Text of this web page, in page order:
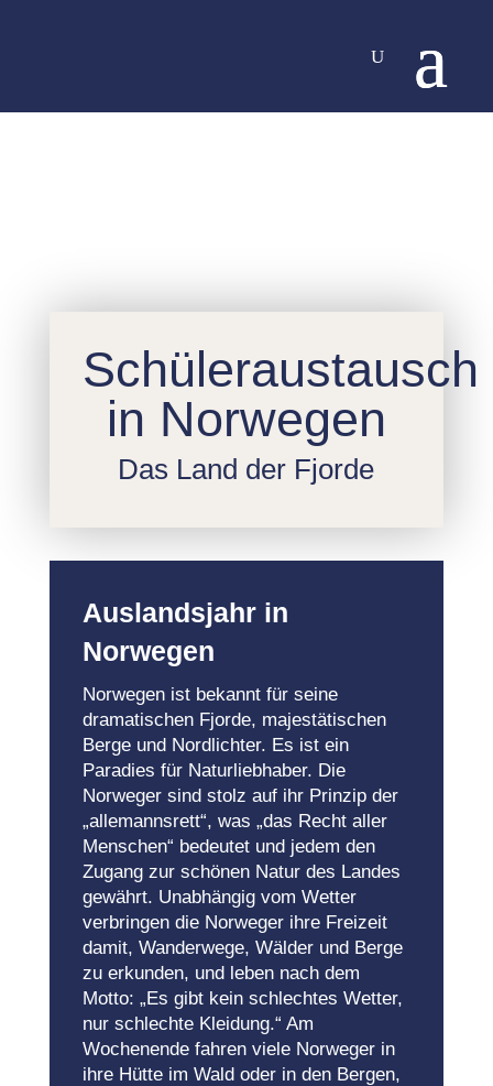
Schüleraustausch
in Norwegen
Das Land der Fjorde
Auslandsjahr in
Norwegen
Norwegen ist bekannt für seine
dramatischen Fjorde, majestätischen
Berge und Nordlichter. Es ist ein
Paradies für Naturliebhaber. Die
Norweger sind stolz auf ihr Prinzip der
„allemannsrett“, was „das Recht aller
Menschen“ bedeutet und jedem den
Zugang zur schönen Natur des Landes
gewährt. Unabhängig vom Wetter
verbringen die Norweger ihre Freizeit
damit, Wanderwege, Wälder und Berge
zu erkunden, und leben nach dem
Motto: „Es gibt kein schlechtes Wetter,
nur schlechte Kleidung.“ Am
Wochenende fahren viele Norweger in
ihre Hütte im Wald oder in den Bergen,